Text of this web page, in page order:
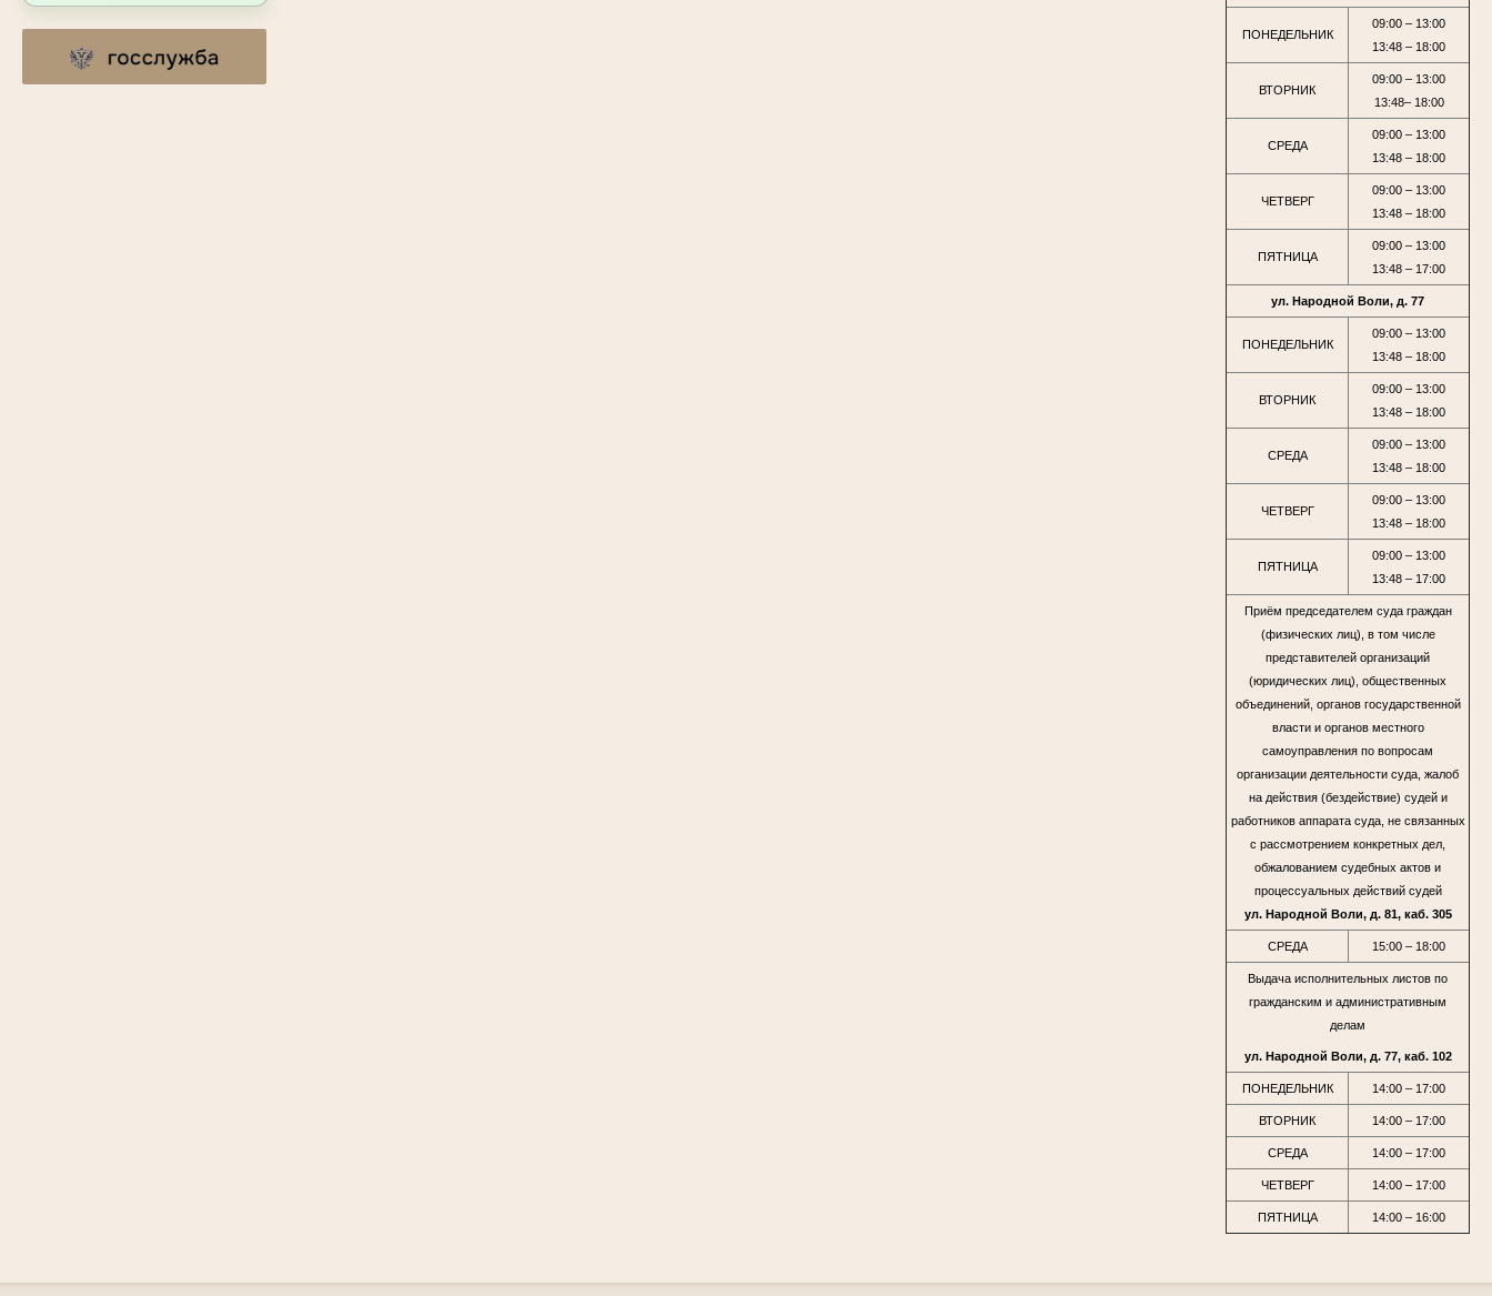
ПОНЕДЕЛЬНИК
09:00 – 13:00
13:48 – 18:00
ВТОРНИК
09:00 – 13:00
13:48– 18:00
СРЕДА
09:00 – 13:00
13:48 – 18:00
ЧЕТВЕРГ
09:00 – 13:00
13:48 – 18:00
ПЯТНИЦА
09:00 – 13:00
13:48 – 17:00
ул. Народной Воли, д. 77
ПОНЕДЕЛЬНИК
09:00 – 13:00
13:48 – 18:00
ВТОРНИК
09:00 – 13:00
13:48 – 18:00
СРЕДА
09:00 – 13:00
13:48 – 18:00
ЧЕТВЕРГ
09:00 – 13:00
13:48 – 18:00
ПЯТНИЦА
09:00 – 13:00
13:48 – 17:00
Приём председателем суда граждан
(физических лиц), в том числе
представителей организаций
(юридических лиц), общественных
объединений, органов государственной
власти и органов местного
самоуправления по вопросам
организации деятельности суда, жалоб
на действия (бездействие) судей и
работников аппарата суда, не связанных
с рассмотрением конкретных дел,
обжалованием судебных актов и
процессуальных действий судей
ул. Народной Воли, д. 81, каб. 305
СРЕДА 15:00 – 18:00
Выдача исполнительных листов по
гражданским и административным
делам
ул. Народной Воли, д. 77, каб. 102
ПОНЕДЕЛЬНИК 14:00 – 17:00
ВТОРНИК 14:00 – 17:00
СРЕДА 14:00 – 17:00
ЧЕТВЕРГ 14:00 – 17:00
ПЯТНИЦА 14:00 – 16:00